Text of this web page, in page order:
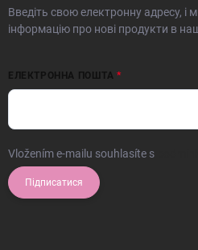
Введіть свою електронну адресу,
інформацію про нові продукти в
ЕЛЕКТРОННА ПОШТА
Vložením e-mailu souhlasíte s
Підписатися